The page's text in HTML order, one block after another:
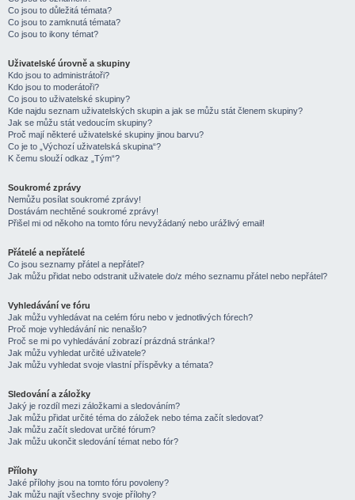
Co jsou to důležitá témata?
Co jsou to zamknutá témata?
Co jsou to ikony témat?
Uživatelské úrovně a skupiny
Kdo jsou to administrátoři?
Kdo jsou to moderátoři?
Co jsou to uživatelské skupiny?
Kde najdu seznam uživatelských skupin a jak se můžu stát členem skupiny?
Jak se můžu stát vedoucím skupiny?
Proč mají některé uživatelské skupiny jinou barvu?
Co je to „Výchozí uživatelská skupina“?
K čemu slouží odkaz „Tým“?
Soukromé zprávy
Nemůžu posílat soukromé zprávy!
Dostávám nechtěné soukromé zprávy!
Přišel mi od někoho na tomto fóru nevyžádaný nebo urážlivý email!
Přátelé a nepřátelé
Co jsou seznamy přátel a nepřátel?
Jak můžu přidat nebo odstranit uživatele do/z mého seznamu přátel nebo nepřátel?
Vyhledávání ve fóru
Jak můžu vyhledávat na celém fóru nebo v jednotlivých fórech?
Proč moje vyhledávání nic nenašlo?
Proč se mi po vyhledávání zobrazí prázdná stránka!?
Jak můžu vyhledat určité uživatele?
Jak můžu vyhledat svoje vlastní příspěvky a témata?
Sledování a záložky
Jaký je rozdíl mezi záložkami a sledováním?
Jak můžu přidat určité téma do záložek nebo téma začít sledovat?
Jak můžu začít sledovat určité fórum?
Jak můžu ukončit sledování témat nebo fór?
Přílohy
Jaké přílohy jsou na tomto fóru povoleny?
Jak můžu najít všechny svoje přílohy?